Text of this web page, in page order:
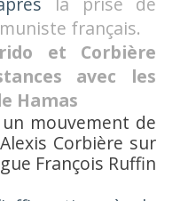
français.
et Corbière
avec les
Hamas
mouvement de
Corbière sur
François Ruffin